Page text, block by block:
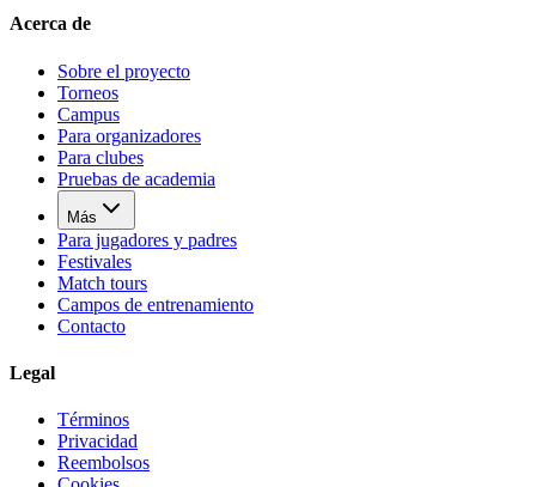
Acerca de
Sobre el proyecto
Torneos
Campus
Para organizadores
Para clubes
Pruebas de academia
Más
Para jugadores y padres
Festivales
Match tours
Campos de entrenamiento
Contacto
Legal
Términos
Privacidad
Reembolsos